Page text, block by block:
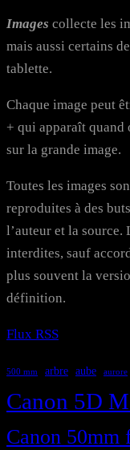
Images collecte les
mais aussi certains
tablette.
Chaque image peut
+ qui apparaît quand
sur la grande image.
Toutes les images
reproduites à des
l’auteur et la source.
interdites, sauf
plus souvent la
définition.
Flux RSS
500 mm arbre aube aurore
Canon 5D
Canon 50mm